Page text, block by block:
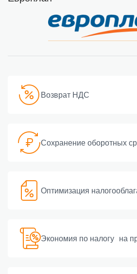
Возврат НДС
Сохранение оборотных
Оптимизация
Экономия по налогу на